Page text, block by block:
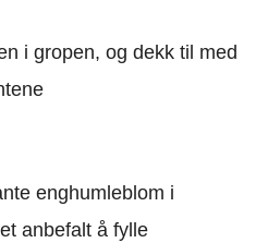
i gropen, og dekk til med
enghumleblom i
anbefalt å fylle